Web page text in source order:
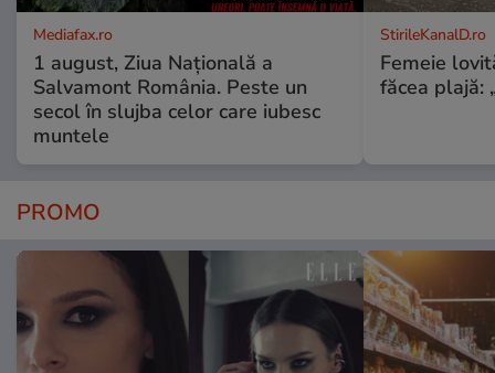
Mediafax.ro
1 august, Ziua Națională a
Salvamont România. Peste un
secol în slujba celor care iubesc
muntele
StirileKanalD.ro
Femeie
făcea plajă:
PROMO